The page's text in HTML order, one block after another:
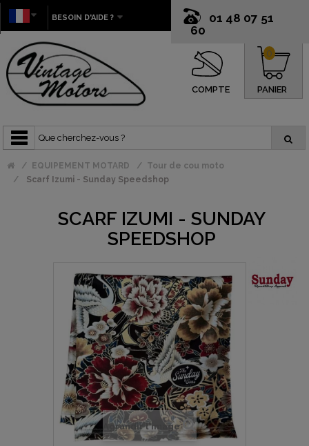
01 48 07 51
60
BESOIN D'AIDE ?
COMPTE PANIER
0
EQUIPEMENT MOTARD
Tour de cou moto
Scarf Izumi - Sunday Speedshop
SCARF IZUMI - SUNDAY
SPEEDSHOP
Agrandir l'image